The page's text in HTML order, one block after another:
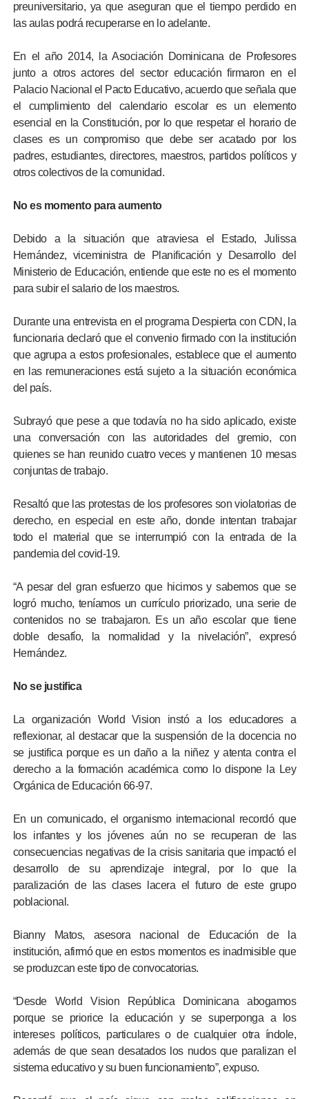
preuniversitario, ya que aseguran que el tiempo perdido en
las aulas podrá recuperarse en lo adelante.
En el año 2014, la Asociación Dominicana de Profesores
junto a otros actores del sector educación firmaron en el
Palacio Nacional el Pacto Educativo, acuerdo que señala que
el cumplimiento del calendario escolar es un elemento
esencial en la Constitución, por lo que respetar el horario de
clases es un compromiso que debe ser acatado por los
padres, estudiantes, directores, maestros, partidos políticos y
otros colectivos de la comunidad.
No es momento para aumento
Debido a la situación que atraviesa el Estado, Julissa
Hernández, viceministra de Planificación y Desarrollo del
Ministerio de Educación, entiende que este no es el momento
para subir el salario de los maestros.
Durante una entrevista en el programa Despierta con CDN, la
funcionaria declaró que el convenio firmado con la institución
que agrupa a estos profesionales, establece que el aumento
en las remuneraciones está sujeto a la situación económica
del país.
Subrayó que pese a que todavía no ha sido aplicado, existe
una conversación con las autoridades del gremio, con
quienes se han reunido cuatro veces y mantienen 10 mesas
conjuntas de trabajo.
Resaltó que las protestas de los profesores son violatorias de
derecho, en especial en este año, donde intentan trabajar
todo el material que se interrumpió con la entrada de la
pandemia del covid-19.
“A pesar del gran esfuerzo que hicimos y sabemos que se
logró mucho, teníamos un currículo priorizado, una serie de
contenidos no se trabajaron. Es un año escolar que tiene
doble desafío, la normalidad y la nivelación”, expresó
Hernández.
No se justifica
La organización World Vision instó a los educadores a
reflexionar, al destacar que la suspensión de la docencia no
se justifica porque es un daño a la niñez y atenta contra el
derecho a la formación académica como lo dispone la Ley
Orgánica de Educación 66-97.
En un comunicado, el organismo internacional recordó que
los infantes y los jóvenes aún no se recuperan de las
consecuencias negativas de la crisis sanitaria que impactó el
desarrollo de su aprendizaje integral, por lo que la
paralización de las clases lacera el futuro de este grupo
poblacional.
Bianny Matos, asesora nacional de Educación de la
institución, afirmó que en estos momentos es inadmisible que
se produzcan este tipo de convocatorias.
“Desde World Vision República Dominicana abogamos
porque se priorice la educación y se superponga a los
intereses políticos, particulares o de cualquier otra índole,
además de que sean desatados los nudos que paralizan el
sistema educativo y su buen funcionamiento”, expuso.